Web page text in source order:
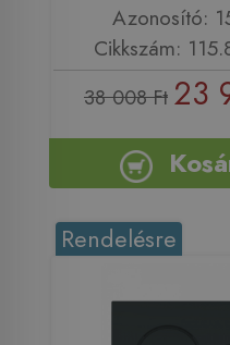
Azonosító:
Cikkszám:
38 008 Ft 23
Rendelésre